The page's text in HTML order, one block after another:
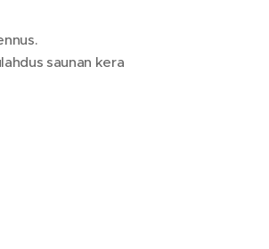
saunan kera